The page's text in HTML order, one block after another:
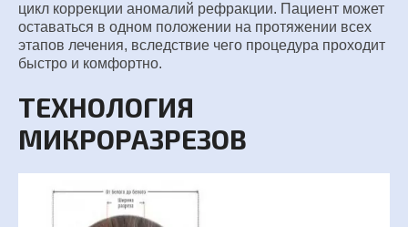
цикл коррекции аномалий рефракции. Пациент может
оставаться в одном положении на протяжении всех
этапов лечения, вследствие чего процедура проходит
быстро и комфортно.
ТЕХНОЛОГИЯ
МИКРОРАЗРЕЗОВ